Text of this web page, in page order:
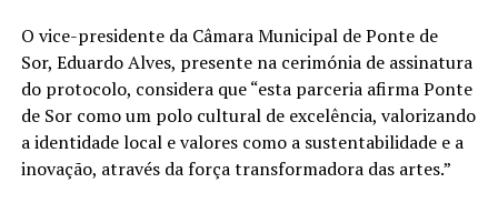
O vice-presidente da Câmara Municipal de Ponte de
Sor, Eduardo Alves, presente na cerimónia de assinatura
do protocolo, considera que“esta parceria afirma Ponte
de Sor como um polo cultural de excelência, valorizando
a identidade local e valores como a sustentabilidade e a
inovação, através da força transformadora das artes.”